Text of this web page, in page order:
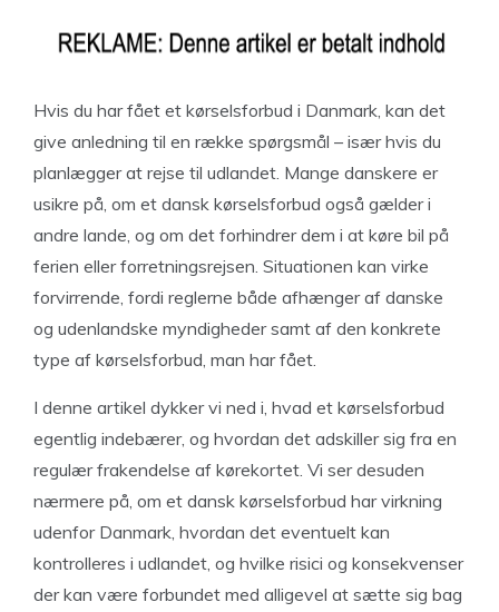
Hvis du har fået et kørselsforbud i Danmark, kan det
give anledning til en række spørgsmål – især hvis du
planlægger at rejse til udlandet. Mange danskere er
usikre på, om et dansk kørselsforbud også gælder i
andre lande, og om det forhindrer dem i at køre bil på
ferien eller forretningsrejsen. Situationen kan virke
forvirrende, fordi reglerne både afhænger af danske
og udenlandske myndigheder samt af den konkrete
type af kørselsforbud, man har fået.
I denne artikel dykker vi ned i, hvad et kørselsforbud
egentlig indebærer, og hvordan det adskiller sig fra en
regulær frakendelse af kørekortet. Vi ser desuden
nærmere på, om et dansk kørselsforbud har virkning
udenfor Danmark, hvordan det eventuelt kan
kontrolleres i udlandet, og hvilke risici og konsekvenser
der kan være forbundet med alligevel at sætte sig bag